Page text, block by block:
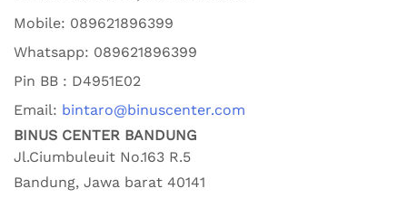
Mobile: 089621896399
Whatsapp: 089621896399
Pin BB : D4951E02
Email: bintaro@binuscenter.com
BINUS CENTER BANDUNG
Jl.Ciumbuleuit No.163 R.5
Bandung, Jawa barat 40141